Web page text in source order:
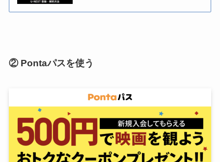
② Pontaパスを使う